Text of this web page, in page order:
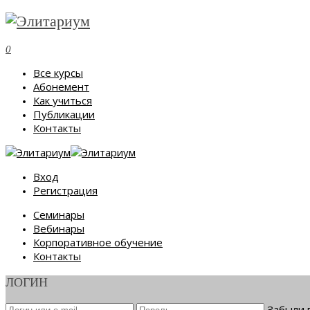
0
Все курсы
Абонемент
Как учиться
Публикации
Контакты
Вход
Регистрация
Семинары
Вебинары
Корпоративное обучение
Контакты
ЛОГИН